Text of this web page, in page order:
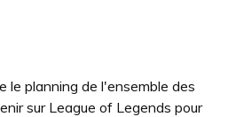
AUX
le planning de l'ensemble des
sur League of Legends pour